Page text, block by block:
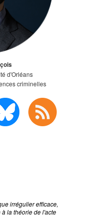
d'Orléans
criminelles
irrégulier efficace,
la théorie de l'acte